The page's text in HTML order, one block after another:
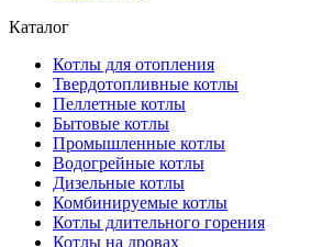
Каталог
Котлы для отопления
Твердотопливные котлы
Пеллетные котлы
Бытовые котлы
Промышленные котлы
Водогрейные котлы
Дизельные котлы
Комбинируемые котлы
Котлы длительного горения
Котлы на дровах